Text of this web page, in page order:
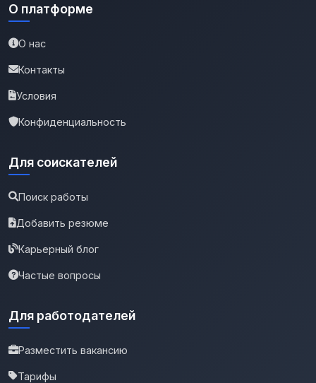
О платформе
О нас
Контакты
Условия
Конфиденциальность
Для соискателей
Поиск работы
Добавить резюме
Карьерный блог
Частые вопросы
Для работодателей
Разместить вакансию
Тарифы